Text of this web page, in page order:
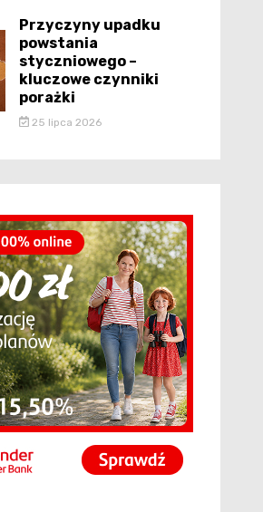
Przyczyny upadku
powstania
styczniowego –
kluczowe czynniki
porażki
25 lipca 2026